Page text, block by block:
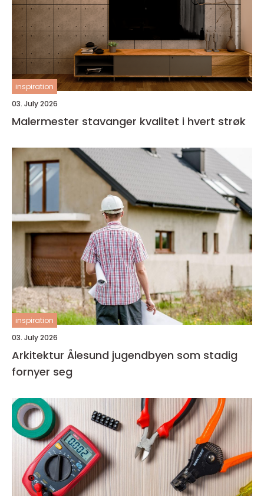
inspiration
03. July 2026
Malermester stavanger kvalitet i hvert strøk
inspiration
03. July 2026
Arkitektur Ålesund jugendbyen som stadig
fornyer seg